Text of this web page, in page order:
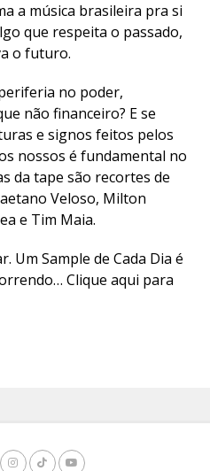
a música brasileira pra si
que respeita o passado,
o futuro.
no poder,
não financeiro? E se
e signos feitos pelos
nossos é fundamental no
da tape são recortes de
Veloso, Milton
e Tim Maia.
Um Sample de Cada Dia é
Clique aqui para